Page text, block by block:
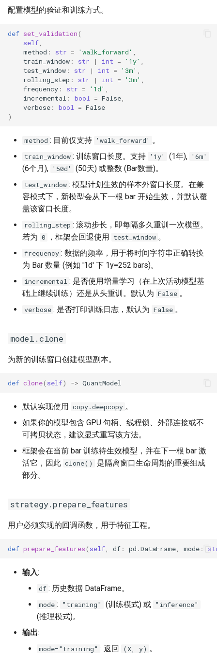
配置模型的验证和训练方式。
def set_validation(
self
method : str = 'walk_forward'
train_window : str | int = '1y'
test_window : str | int = '3m'
rolling_step : str | int = '3m'
frequency : str = '1d'
incremental : bool = False
verbose : bool = False
)
method : 目前仅支持 'walk_forward' 。
train_window : 训练窗口长度。支持 '1y' (1年), '6m'
(6个月), '50d' (50天) 或整数 (Bar数量)。
test_window : 模型计划生效的样本外窗口长度。在兼
容模式下，新模型会从下一根 bar 开始生效，并默认覆
盖该窗口长度。
rolling_step : 滚动步长，即每隔多久重训一次模型。
若为 0 ，框架会回退使用 test_window 。
frequency : 数据的频率，用于将时间字符串正确转换
为 Bar 数量 (例如 '1d' 下 1y=252 bars)。
incremental : 是否使用增量学习（在上次活动模型基
础上继续训练）还是从头重训。默认为 False 。
verbose : 是否打印训练日志，默认为 False 。
model.clone
为新的训练窗口创建模型副本。
def clone( self) -> QuantModel
默认实现使用 copy.deepcopy 。
如果你的模型包含 GPU 句柄、线程锁、外部连接或不
可拷贝状态，建议显式重写该方法。
框架会在当前 bar 训练待生效模型，并在下一根 bar 激
活它，因此 clone()
是隔离窗口生命周期的重要组成
部分。
strategy.prepare_features
用户必须实现的回调函数，用于特征工程。
def prepare_features( self df : pd .DataFrame mode :
输入:
df : 历史数据 DataFrame。
mode : "training" (训练模式) 或 "inference"
(推理模式)。
输出:
mode="training" : 返回 (X, y) 。